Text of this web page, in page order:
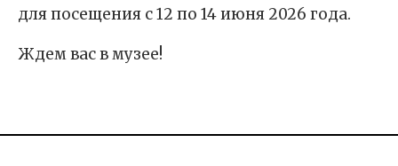
для посещения с 12 по 14 июня 2026 года.
Ждем вас в музее!